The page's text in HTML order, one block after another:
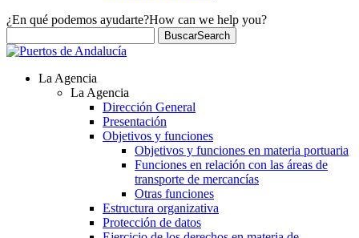
¿En qué podemos ayudarte?How can we help you?
BuscarSearch
La Agencia
La Agencia
Dirección General
Presentación
Objetivos y funciones
Objetivos y funciones en materia portuaria
Funciones en relación con las áreas de
transporte de mercancías
Otras funciones
Estructura organizativa
Protección de datos